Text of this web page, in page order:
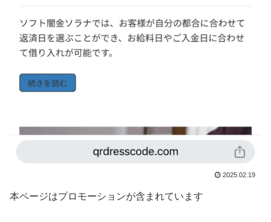
2025.02.19
本ページはプロモーションが含まれています